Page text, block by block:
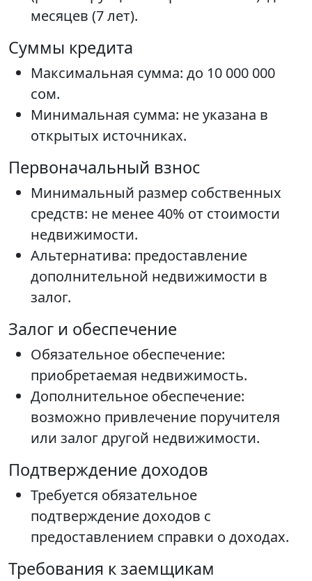
месяцев (7 лет).
Суммы кредита
Максимальная сумма: до 10 000 000
сом.
Минимальная сумма: не указана в
открытых источниках.
Первоначальный взнос
Минимальный размер собственных
средств: не менее 40% от стоимости
недвижимости.
Альтернатива: предоставление
дополнительной недвижимости в
залог.
Залог и обеспечение
Обязательное обеспечение:
приобретаемая недвижимость.
Дополнительное обеспечение:
возможно привлечение поручителя
или залог другой недвижимости.
Подтверждение доходов
Требуется обязательное
подтверждение доходов с
предоставлением справки о доходах.
Требования к заемщикам